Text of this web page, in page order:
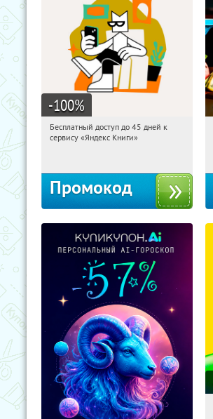
-100%
09:34:59
Получи первым!
Бесплатный доступ до 45 дней к
сервису «Яндекс Книги»
Промокод